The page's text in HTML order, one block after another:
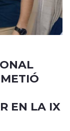
EN LA IX